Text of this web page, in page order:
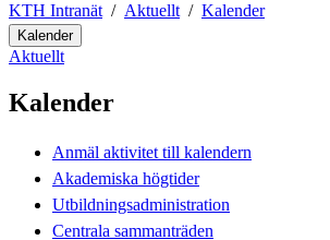
KTH Intranät Aktuellt Kalender
Kalender
Aktuellt
Kalender
Anmäl aktivitet till kalendern
Akademiska högtider
Utbildningsadministration
Centrala sammanträden